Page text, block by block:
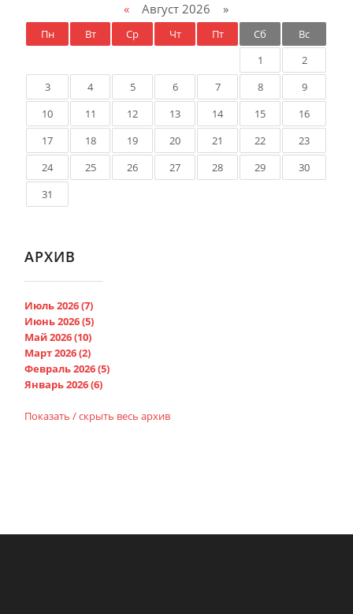
« Август 2026 »
Пн Вт Ср Чт Пт Сб
Вс
1
2
3
4 5 6 7 8
9
10
11 12 13 14 15
16
17
18 19 20 21 22
23
24
25 26 27 28 29
30
31
АРХИВ
Июль 2026 (7)
Июнь 2026 (5)
Май 2026 (10)
Март 2026 (2)
Февраль 2026 (5)
Январь 2026 (6)
Показать / скрыть весь архив